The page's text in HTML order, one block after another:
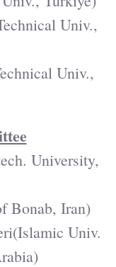
Univ.,
Univ.,
University,
Bonab, Iran)
Univ.